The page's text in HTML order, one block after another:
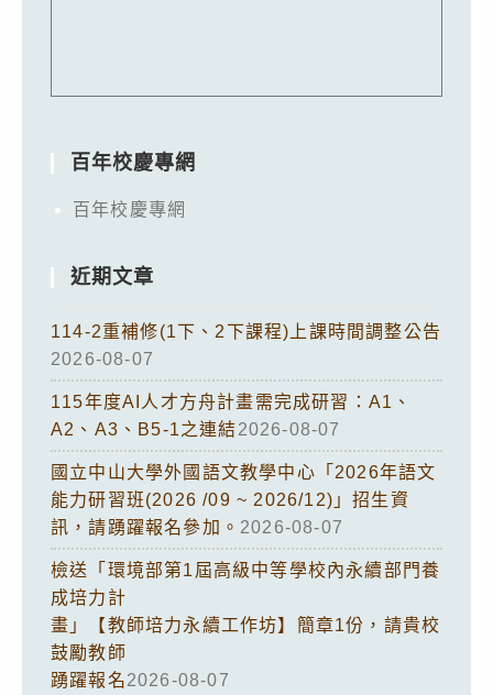
百年校慶專網
百年校慶專網
近期文章
114-2重補修(1下、2下課程)上課時間調整公告
2026-08-07
115年度AI人才方舟計畫需完成研習：A1、
A2、A3、B5-1之連結2026-08-07
國立中山大學外國語文教學中心「2026年語文
能力研習班(2026 /09 ~ 2026/12)」招生資
訊，請踴躍報名參加。 2026-08-07
檢送「環境部第1屆高級中等學校內永續部門養
成培力計
畫」【教師培力永續工作坊】簡章1份，請貴校
鼓勵教師
踴躍報名2026-08-07